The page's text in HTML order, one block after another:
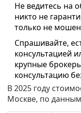
Не ведитесь на
никто не
только не
Спрашивайте,
консультацией
крупные
консультацию
В 2025 году
Москве, по